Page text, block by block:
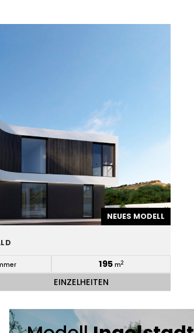
NEUES MODELL
195 m2
EINZELHEITEN